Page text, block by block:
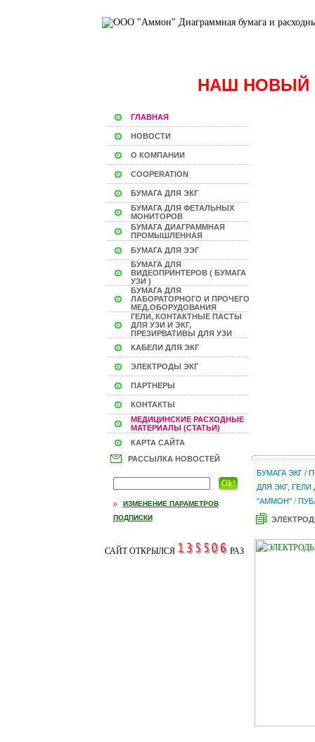
НАШ НОВЫЙ
ГЛАВНАЯ
НОВОСТИ
О КОМПАНИИ
COOPERATION
БУМАГА ДЛЯ ЭКГ
БУМАГА ДЛЯ ФЕТАЛЬНЫХ
МОНИТОРОВ
БУМАГА ДИАГРАММНАЯ
ПРОМЫШЛЕННАЯ
БУМАГА ДЛЯ ЭЭГ
БУМАГА ДЛЯ
ВИДЕОПРИНТЕРОВ ( БУМАГА
УЗИ )
БУМАГА ДЛЯ
ЛАБОРАТОРНОГО И ПРОЧЕГО
МЕД.ОБОРУДОВАНИЯ
ГЕЛИ, КОНТАКТНЫЕ ПАСТЫ
ДЛЯ УЗИ И ЭКГ,
ПРЕЗИРВАТИВЫ ДЛЯ УЗИ
КАБЕЛИ ДЛЯ ЭКГ
ЭЛЕКТРОДЫ ЭКГ
ПАРТНЕРЫ
КОНТАКТЫ
МЕДИЦИНСКИЕ РАСХОДНЫЕ
МАТЕРИАЛЫ (СТАТЬИ)
КАРТА САЙТА
РАССЫЛКА НОВОСТЕЙ
ИЗМЕНЕНИЕ ПАРАМЕТРОВ
ПОДПИСКИ
САЙТ ОТКРЫЛСЯ РАЗ
БУМАГА ЭКГ /
ДЛЯ ЭКГ,
"АММОН"/